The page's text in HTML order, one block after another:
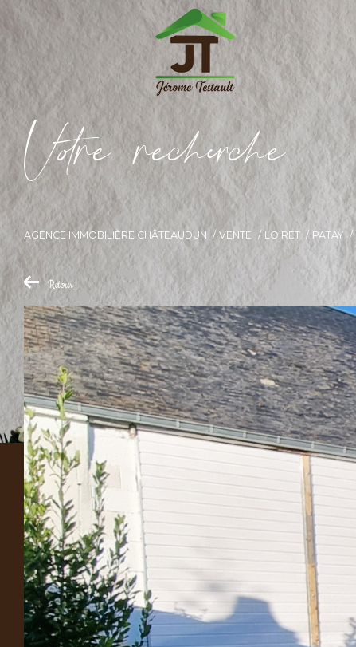
Vore recece
AGENCE IMMOBILIÈRE CHÂTEAUDUN VENTE LOIRET PATAY
Retour